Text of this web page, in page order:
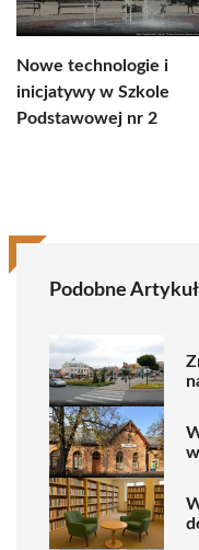
Nowe technologie i
inicjatywy w Szkole
Podstawowej nr 2
Podobne